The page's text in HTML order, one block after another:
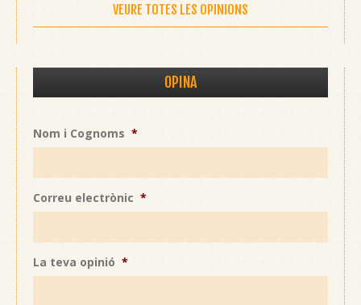
VEURE TOTES LES OPINIONS
OPINA
Nom i Cognoms *
Correu electrònic *
La teva opinió *